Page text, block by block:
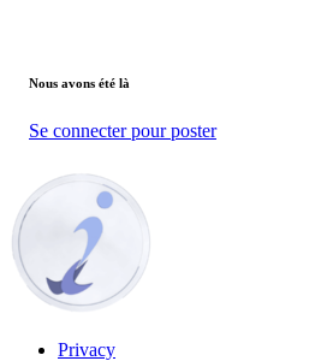
Nous avons été là
Se connecter pour poster
Privacy